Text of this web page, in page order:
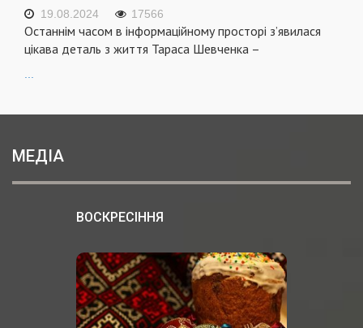
19.08.2024 17566
Останнім часом в інформаційному просторі з’явилася
цікава деталь з життя Тараса Шевченка –
МЕДІА
ВОСКРЕСІННЯ